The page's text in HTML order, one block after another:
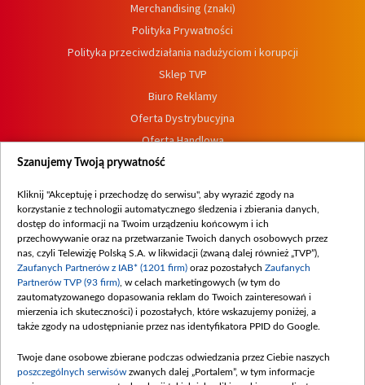
Merchandising (znaki)
Polityka Prywatności
Polityka przeciwdziałania nadużyciom i korupcji
Sklep TVP
Biuro Reklamy
Oferta Dystrybucyjna
Oferta Handlowa
Dostępność
Procedura zgłoszeń wewnętrznych
Szanujemy Twoją prywatność
Kliknij "Akceptuję i przechodzę do serwisu", aby wyrazić zgody na
korzystanie z technologii automatycznego śledzenia i zbierania danych,
dostęp do informacji na Twoim urządzeniu końcowym i ich
przechowywanie oraz na przetwarzanie Twoich danych osobowych przez
nas, czyli Telewizję Polską S.A. w likwidacji (zwaną dalej również „TVP”),
Zaufanych Partnerów z IAB* (1201 firm) oraz pozostałych Zaufanych
Partnerów TVP (93 firm) , w celach marketingowych (w tym do
zautomatyzowanego dopasowania reklam do Twoich zainteresowań i
mierzenia ich skuteczności) i pozostałych, które wskazujemy poniżej, a
także zgody na udostępnianie przez nas identyfikatora PPID do Google.
Twoje dane osobowe zbierane podczas odwiedzania przez Ciebie naszych
poszczególnych serwisów zwanych dalej „Portalem”, w tym informacje